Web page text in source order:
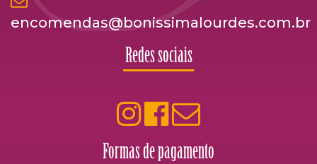
encomendas@bonissimalourdes.com.br
Redes sociais
Formas de pagamento